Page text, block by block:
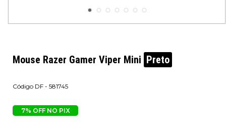
Mouse Razer Gamer Viper Mini Preto
DF - 581745
7% OFF NO PIX